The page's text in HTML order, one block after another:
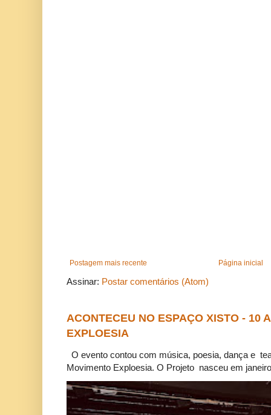
Postagem mais recente Página inicial
Assinar: Postar comentários (Atom)
ACONTECEU NO ESPAÇO XISTO - 10
EXPLOESIA
O evento contou com música, poesia, dança e
Movimento Exploesia. O Projeto nasceu em